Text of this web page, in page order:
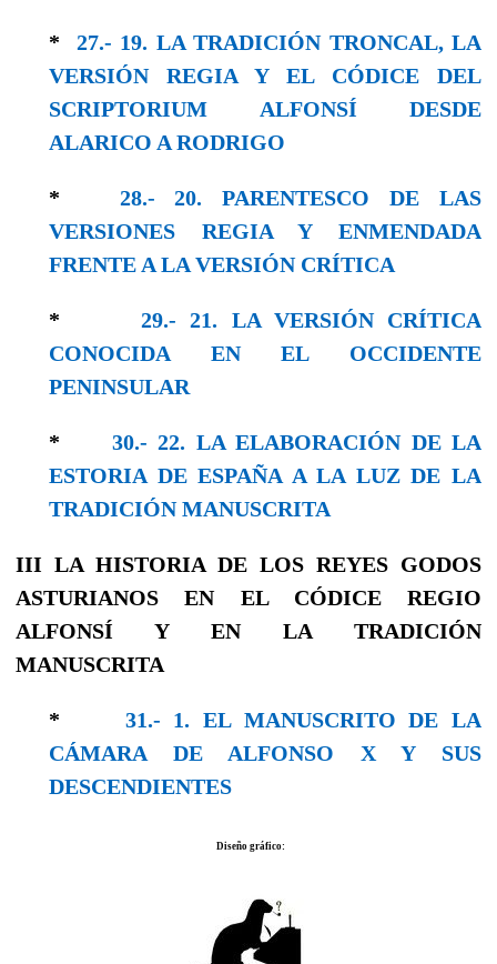
* 27.- 19. LA TRADICIÓN TRONCAL, LA
VERSIÓN REGIA Y EL CÓDICE DEL
SCRIPTORIUM ALFONSÍ DESDE
ALARICO A RODRIGO
* 28.- 20. PARENTESCO DE LAS
VERSIONES REGIA Y ENMENDADA
FRENTE A LA VERSIÓN CRÍTICA
*29.- 21. LA VERSIÓN CRÍTICA
CONOCIDA EN EL OCCIDENTE
PENINSULAR
* 30.- 22. LA ELABORACIÓN DE LA
ESTORIA DE ESPAÑA A LA LUZ DE LA
TRADICIÓN MANUSCRITA
III LA HISTORIA DE LOS REYES GODOS
ASTURIANOS
EN EL CÓDICE REGIO
ALFONSÍ Y EN LA
TRADICIÓN
MANUSCRITA
* 31.- 1. EL MANUSCRITO DE LA
CÁMARA DE ALFONSO X Y SUS
DESCENDIENTES
Diseño gráfico: